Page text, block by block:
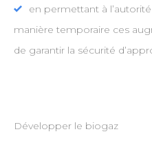
en permettant à
manière temporaire ces
de garantir la sécurité
Développer le biogaz